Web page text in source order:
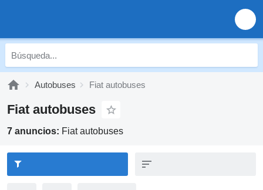
Autobuses Fiat autobuses
Fiat autobuses
7 anuncios: Fiat autobuses